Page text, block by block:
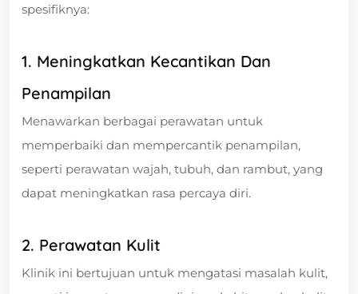
spesifiknya:
1. Meningkatkan Kecantikan Dan
Penampilan
Menawarkan berbagai perawatan untuk
memperbaiki dan mempercantik penampilan,
seperti perawatan wajah, tubuh, dan rambut, yang
dapat meningkatkan rasa percaya diri.
2. Perawatan Kulit
Klinik ini bertujuan untuk mengatasi masalah kulit,